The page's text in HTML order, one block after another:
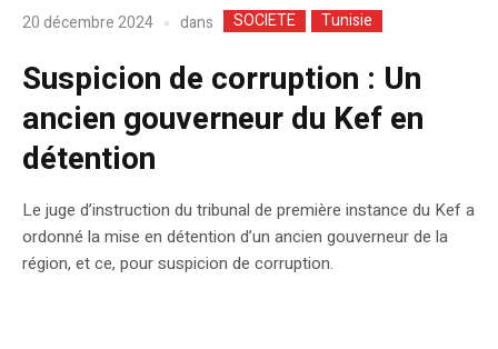
20 décembre 2024 dans SOCIETE Tunisie
Suspicion de corruption : Un
ancien gouverneur du Kef en
détention
Le juge d’instruction du tribunal de première instance du Kef a
ordonné la mise en détention d’un ancien gouverneur de la
région, et ce, pour suspicion de corruption.